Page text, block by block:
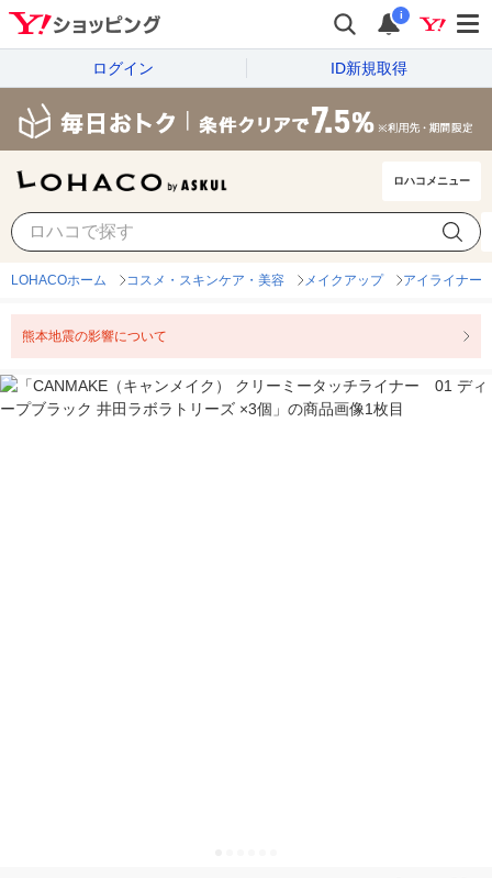
i
ログイン ID新規取得
ロハコメニュー
LOHACOホーム コスメ・スキンケア・美容 メイクアップ アイライナー
熊本地震の影響について